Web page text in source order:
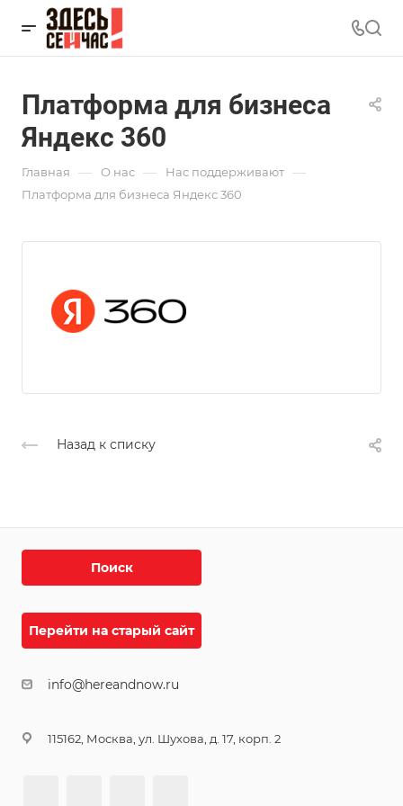
Платформа для бизнеса
Яндекс 360
Главная — О нас — Нас поддерживают —
Платформа для бизнеса Яндекс 360
Назад к списку
Поиск
Перейти на старый сайт
info@hereandnow.ru
115162, Москва, ул. Шухова, д. 17, корп. 2